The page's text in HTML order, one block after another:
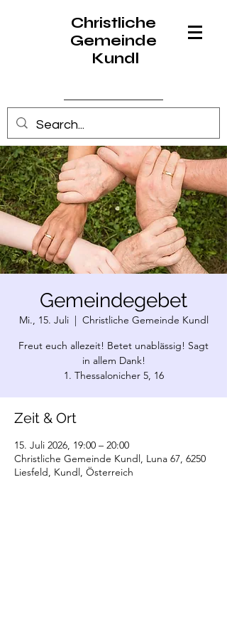
Christliche
Gemeinde
Kundl
Anmelden
Gemeindegebet
Mi., 15. Juli
  |
Christliche Gemeinde Kundl
Freut euch allezeit! Betet unablässig! Sagt
in allem Dank!
1. Thessalonicher 5, 16
Zeit & Ort
15. Juli 2026, 19:00 – 20:00
Christliche Gemeinde Kundl, Luna 67, 6250
Liesfeld, Kundl, Österreich